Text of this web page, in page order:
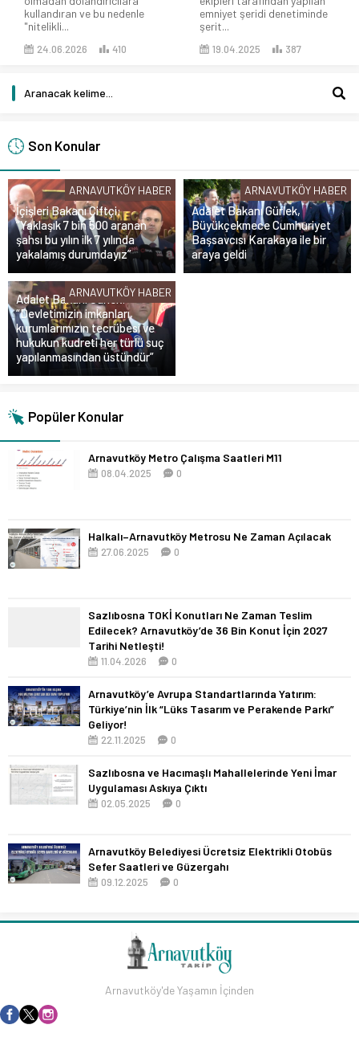
kullandıran ve bu nedenle
"nitelikli...
24.06.2026 410
emniyet şeridi denetiminde
şerit...
19.04.2025 387
Son Konular
ARNAVUTKÖY HABER
İçişleri Bakanı Çiftçi:
“Yaklaşık 7 bin 500 aranan
şahsı bu yılın ilk 7 yılında
yakalamış durumdayız”
ARNAVUTKÖY HABER
Adalet Bakanı Gürlek,
Büyükçekmece Cumhuriyet
Başsavcısı Karakaya ile bir
araya geldi
ARNAVUTKÖY HABER
Adalet Bakanı Gürlek:
“Devletimizin imkanları,
kurumlarımızın tecrübesi ve
hukukun kudreti her türlü suç
yapılanmasından üstündür”
Popüler Konular
Arnavutköy Metro Çalışma Saatleri M11
08.04.2025 0
Halkalı–Arnavutköy Metrosu Ne Zaman Açılacak
27.06.2025 0
Sazlıbosna TOKİ Konutları Ne Zaman Teslim
Edilecek? Arnavutköy’de 36 Bin Konut İçin 2027
Tarihi Netleşti!
11.04.2026 0
Arnavutköy’e Avrupa Standartlarında Yatırım:
Türkiye’nin İlk “Lüks Tasarım ve Perakende Parkı”
Geliyor!
22.11.2025 0
Sazlıbosna ve Hacımaşlı Mahallelerinde Yeni İmar
Uygulaması Askıya Çıktı
02.05.2025 0
Arnavutköy Belediyesi Ücretsiz Elektrikli Otobüs
Sefer Saatleri ve Güzergahı
09.12.2025 0
Arnavutköy'de Yaşamın İçinden